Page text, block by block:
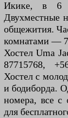
Икике, в 6
Двухместные
общежития.
комнатами —
Хостел Uma
87715768,
Хостел с
и бодиборда.
номера, все с
для